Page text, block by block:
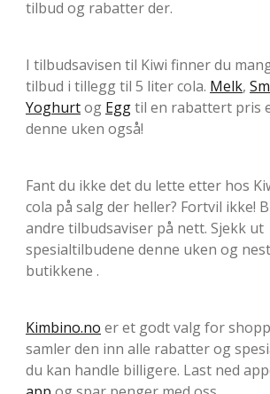
tilbud og rabatter der.
I tilbudsavisen til Kiwi finner du
tilbud i tillegg til 5 liter cola. Melk,
Yoghurtog Eggtil en rabattert pris
denne uken også!
Fant du ikke det du lette etter hos
cola på salg der heller? Fortvil ikke!
andre tilbudsaviser på nett. Sjekk ut
spesialtilbudene denne uken og
butikkene .
Kimbino.no er et godt valg for
samler den inn alle rabatter og
du kan handle billigere. Last ned